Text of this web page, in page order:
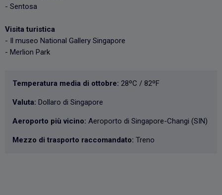
- Sentosa
Visita turistica
- Il museo National Gallery Singapore
- Merlion Park
Temperatura media di ottobre: 28ºC / 82ºF
Valuta: Dollaro di Singapore
Aeroporto più vicino: Aeroporto di Singapore-Changi (SIN)
Mezzo di trasporto raccomandato: Treno